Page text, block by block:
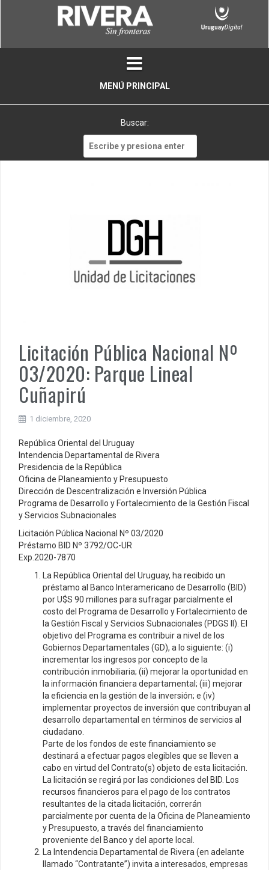
MENÚ PRINCIPAL
Buscar:
Licitación Pública Nacional Nº
03/2020: Parque Lineal
Cuñapirú
1 diciembre, 2020
República Oriental del Uruguay
Intendencia Departamental de Rivera
Presidencia de la República
Oficina de Planeamiento y Presupuesto
Dirección de Descentralización e Inversión Pública
Programa de Desarrollo y Fortalecimiento de la Gestión Fiscal
y Servicios Subnacionales
Licitación Pública Nacional Nº 03/2020
Préstamo BID Nº 3792/OC-UR
Exp.2020-7870
La República Oriental del Uruguay, ha recibido un
préstamo al Banco Interamericano de Desarrollo (BID)
por U$S 90 millones para sufragar parcialmente el
costo del Programa de Desarrollo y Fortalecimiento de
la Gestión Fiscal y Servicios Subnacionales (PDGS II). El
objetivo del Programa es contribuir a nivel de los
Gobiernos Departamentales (GD), a lo siguiente: (i)
incrementar los ingresos por concepto de la
contribución inmobiliaria; (ii) mejorar la oportunidad en
la información financiera departamental; (iii) mejorar
la eficiencia en la gestión de la inversión; e (iv)
implementar proyectos de inversión que contribuyan al
desarrollo departamental en términos de servicios al
ciudadano.
Parte de los fondos de este financiamiento se
destinará a efectuar pagos elegibles que se lleven a
cabo en virtud del Contrato(s) objeto de esta licitación.
La licitación se regirá por las condiciones del BID. Los
recursos financieros para el pago de los contratos
resultantes de la citada licitación, correrán
parcialmente por cuenta de la Oficina de Planeamiento
y Presupuesto, a través del financiamiento
proveniente del Banco y del aporte local.
La Intendencia Departamental de Rivera (en adelante
llamado “Contratante”) invita a interesados, empresas